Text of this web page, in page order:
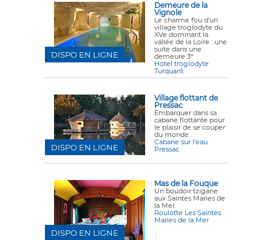
Demeure de la
Vignole
Le charme fou d'un
village troglodyte du
XVe dominant la
vallée de la Loire : une
suite dans une
demeure 3*
Hotel troglodyte
Turquant
DISPO EN LIGNE
Village flottant de
Pressac
Embarquer dans sa
cabane flottante pour
le plaisir de se couper
du monde.
Cabane sur l'eau
Pressac
DISPO EN LIGNE
Mas de la Fouque
Un boudoir tzigane
aux Saintes Maries de
la Mer.
Roulotte Les Saintes
Maries de la Mer
DISPO EN LIGNE